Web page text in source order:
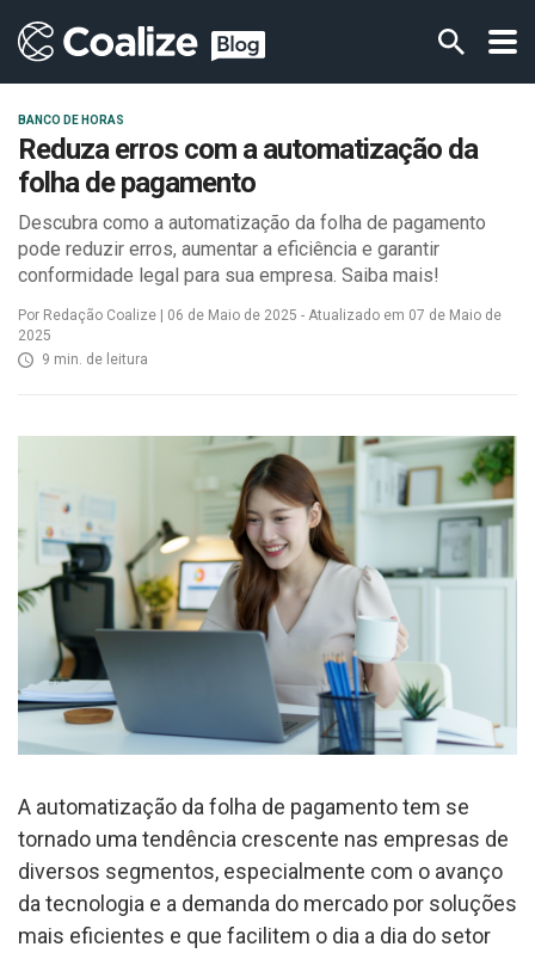
BANCO DE HORAS
Reduza erros com a automatização da
folha de pagamento
Descubra como a automatização da folha de pagamento
pode reduzir erros, aumentar a eficiência e garantir
conformidade legal para sua empresa. Saiba mais!
Por Redação Coalize | 06 de Maio de 2025 - Atualizado em 07 de Maio de
2025
9 min. de leitura
A automatização da folha de pagamento tem se
tornado uma tendência crescente nas empresas de
diversos segmentos, especialmente com o avanço
da tecnologia e a demanda do mercado por soluções
mais eficientes e que facilitem o dia a dia do setor